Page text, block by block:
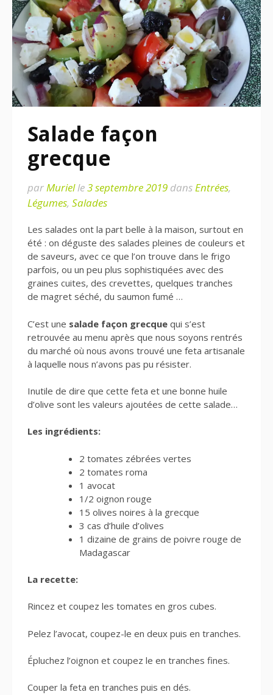
Salade façon
grecque
parMurielle3 septembre 2019 dansEntrées,
Légumes, Salades
Les salades ont la part belle à la maison, surtout en
été : on déguste des salades pleines de couleurs et
de saveurs, avec ce que l’on trouve dans le frigo
parfois, ou un peu plus sophistiquées avec des
graines cuites, des crevettes, quelques tranches
de magret séché, du saumon fumé …
C’est une salade façon grecque qui s’est
retrouvée au menu après que nous soyons rentrés
du marché où nous avons trouvé une feta artisanale
à laquelle nous n’avons pas pu résister.
Inutile de dire que cette feta et une bonne huile
d’olive sont les valeurs ajoutées de cette salade…
Les ingrédients:
2 tomates zébrées vertes
2 tomates roma
1 avocat
1/2 oignon rouge
15 olives noires à la grecque
3 cas d’huile d’olives
1 dizaine de grains de poivre rouge de
Madagascar
La recette:
Rincez et coupez les tomates en gros cubes.
Pelez l’avocat, coupez-le en deux puis en tranches.
Épluchez l’oignon et coupez le en tranches fines.
Couper la feta en tranches puis en dés.